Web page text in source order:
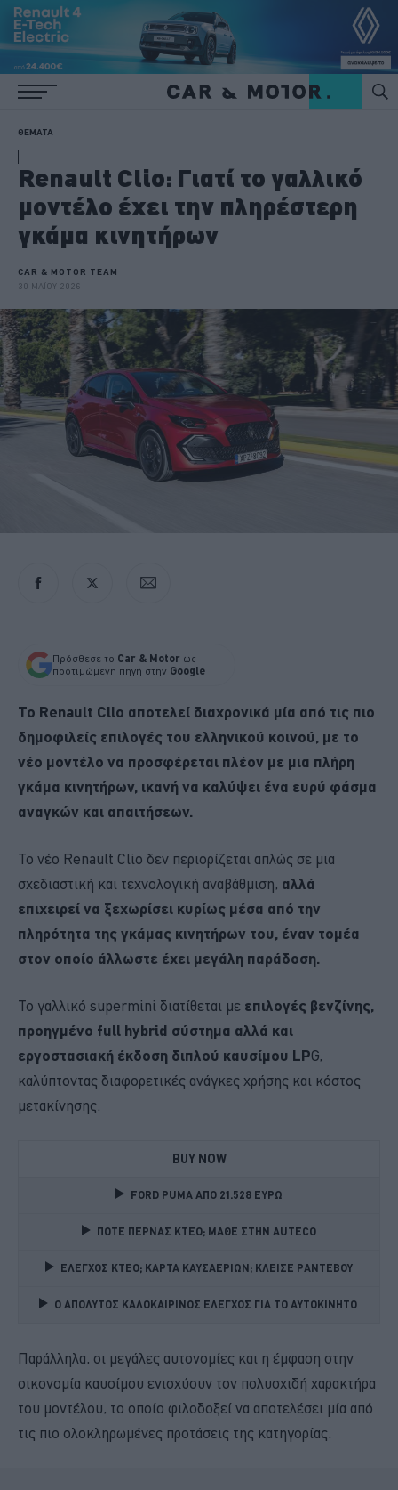
ΘΕΜΑΤΑ
Renault Clio: Γιατί το γαλλικό
μοντέλο έχει την πληρέστερη
γκάμα κινητήρων
CAR & MOTOR TEAM
30 ΜΑΪΟΥ 2026
Πρόσθεσε το Car & Motor ως
προτιμώμενη πηγή στην Google
Το Renault Clio αποτελεί διαχρονικά μία από τις πιο
δημοφιλείς επιλογές του ελληνικού κοινού, με το
νέο μοντέλο να προσφέρεται πλέον με μια πλήρη
γκάμα κινητήρων, ικανή να καλύψει ένα ευρύ φάσμα
αναγκών και απαιτήσεων.
Το νέο Renault Clio δεν περιορίζεται απλώς σε μια
σχεδιαστική και τεχνολογική αναβάθμιση, αλλά
επιχειρεί να ξεχωρίσει κυρίως μέσα από την
πληρότητα της γκάμας κινητήρων του, έναν τομέα
στον οποίο άλλωστε έχει μεγάλη παράδοση.
Το γαλλικό supermini διατίθεται με επιλογές βενζίνης,
προηγμένο full hybrid σύστημα αλλά και
εργοστασιακή έκδοση διπλού καυσίμου LPG,
καλύπτοντας διαφορετικές ανάγκες χρήσης και κόστος
μετακίνησης.
BUY NOW
FORD PUMA ΑΠΟ 21.528 ΕΥΡΩ
ΠΟΤΕ ΠΕΡΝΑΣ ΚΤΕΟ; ΜΑΘΕ ΣΤΗΝ ΑUTECO
ΕΛΕΓΧΟΣ ΚΤΕΟ; ΚΑΡΤΑ ΚΑΥΣΑΕΡΙΩΝ; ΚΛΕΙΣΕ ΡΑΝΤΕΒΟΥ
Ο ΑΠΟΛΥΤΟΣ ΚΑΛΟΚΑΙΡΙΝΟΣ ΕΛΕΓΧΟΣ ΓΙΑ ΤΟ ΑΥΤΟΚΙΝΗΤΟ
Παράλληλα, οι μεγάλες αυτονομίες και η έμφαση στην
οικονομία καυσίμου ενισχύουν τον πολυσχιδή χαρακτήρα
του μοντέλου, το οποίο φιλοδοξεί να αποτελέσει μία από
τις πιο ολοκληρωμένες προτάσεις της κατηγορίας.